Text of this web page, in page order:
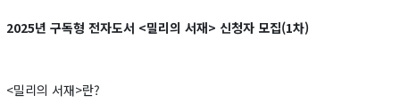
2025년 구독형 전자도서 <밀리의 서재> 신청자 모집(1차)
<밀리의 서재>란?